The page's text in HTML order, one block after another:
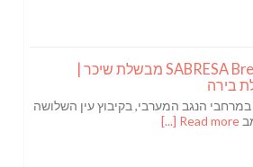
SABRESA Brewery מבשלת שיכר |
בירה
הנגב המערבי, בקיבוץ עין השלושה
Read more [...]